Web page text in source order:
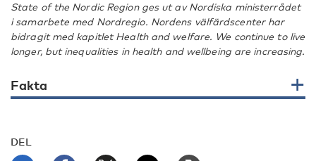
State of the Nordic Region ges ut av Nordiska ministerrådet
i samarbete med Nordregio. Nordens välfärdscenter har
bidragit med kapitlet Health and welfare. We continue to live
longer, but inequalities in health and wellbeing are increasing.
Fakta
DEL